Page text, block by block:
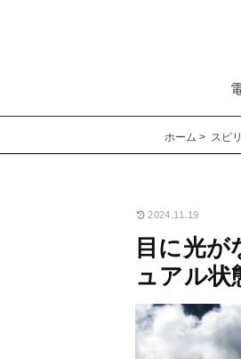
ホーム スピ
2024.11.19
目に光
ュアル状